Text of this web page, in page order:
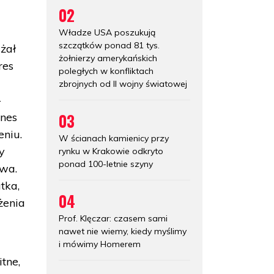
02
Władze USA poszukują
szczątków ponad 81 tys.
żołnierzy amerykańskich
poległych w konfliktach
zbrojnych od II wojny światowej
03
W ścianach kamienicy przy
rynku w Krakowie odkryto
ponad 100-letnie szyny
04
Prof. Klęczar: czasem sami
nawet nie wiemy, kiedy myślimy
i mówimy Homerem